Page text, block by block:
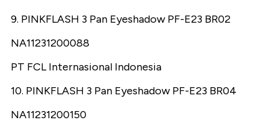
9. PINKFLASH 3 Pan Eyeshadow PF-E23 BR02
NA11231200088
PT FCL Internasional Indonesia
10. PINKFLASH 3 Pan Eyeshadow PF-E23 BR04
NA11231200150